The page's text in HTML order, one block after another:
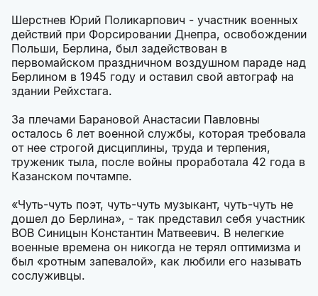
Шерстнев Юрий Поликарпович - участник военных
действий при Форсировании Днепра, освобождении
Польши, Берлина, был задействован в
первомайском праздничном воздушном параде над
Берлином в 1945 году и оставил свой автограф на
здании Рейхстага.
За плечами Барановой Анастасии Павловны
осталось 6 лет военной службы, которая требовала
от нее строгой дисциплины, труда и терпения,
труженик тыла, после войны проработала 42 года в
Казанском почтампе.
«Чуть-чуть поэт, чуть-чуть музыкант, чуть-чуть не
дошел до Берлина», - так представил себя участник
ВОВ Синицын Константин Матвеевич. В нелегкие
военные времена он никогда не терял оптимизма и
был «ротным запевалой», как любили его называть
сослуживцы.